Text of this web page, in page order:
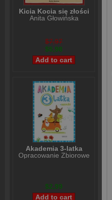
Kicia Kocia się złości
Anita Głowińska
$7,97
$5,98
Akademia 3-latka
Opracowanie Zbiorowe
$2,99